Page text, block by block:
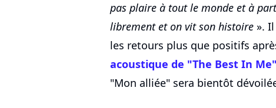
pas plaire à tout le monde et à
librement et on vit son histoire ».
les retours plus que positifs
acoustique de "The Best In
"Mon alliée" sera bientôt